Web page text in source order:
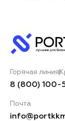
Горячая линия
8 (800) 100-
Почта